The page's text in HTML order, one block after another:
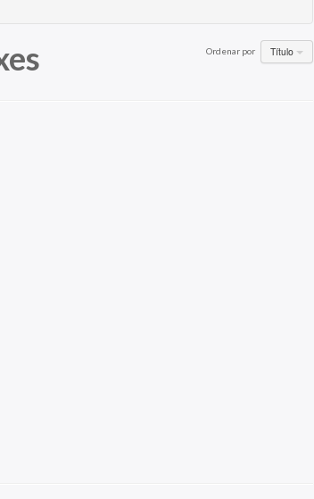
Ordenar por Título